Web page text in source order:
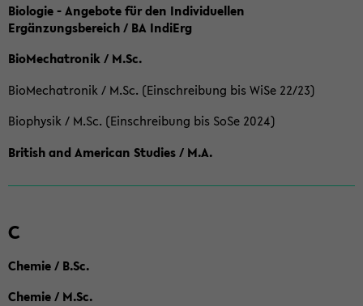
Biologie - Angebote für den Individuellen
Ergänzungsbereich / BA IndiErg
BioMechatronik / M.Sc.
BioMechatronik / M.Sc. (Einschreibung bis WiSe 22/23)
Biophysik / M.Sc. (Einschreibung bis SoSe 2024)
British and American Studies / M.A.
C
Chemie / B.Sc.
Chemie / M.Sc.